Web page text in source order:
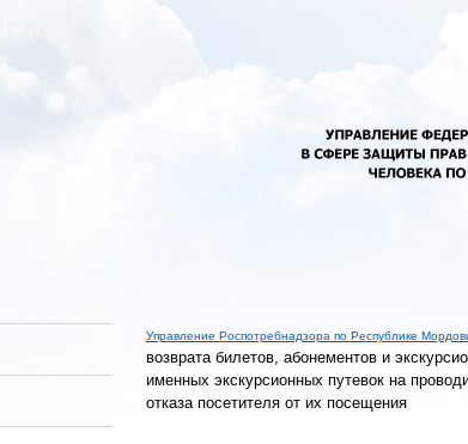
Вы здесь
Управление Роспотребнадзора по Республике
возврата билетов, абонементов и
именных экскурсионных путевок на
отказа посетителя от их посещения